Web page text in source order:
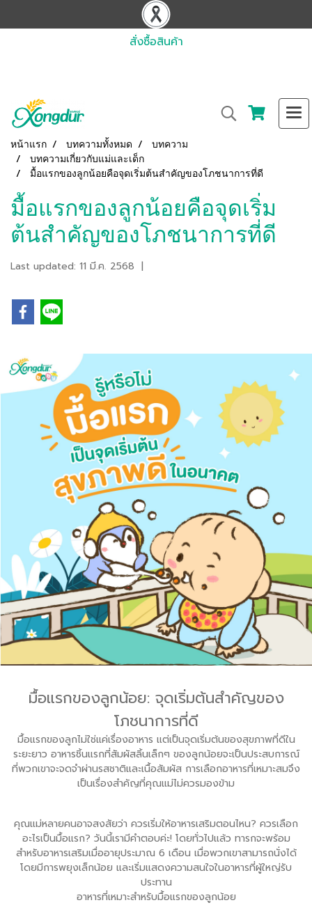
สั่งซื้อสินค้า
หน้าแรก บทความทั้งหมด
บทความ
บทความเกี่ยวกับแม่และเด็ก
มื้อแรกของลูกน้อยคือจุดเริ่มต้นสำคัญของโภชนาการที่ดี
มื้อแรกของลูกน้อยคือจุดเริ่ม
ต้นสำคัญของโภชนาการที่ดี
Last updated: 11 มี.ค. 2568 |
มื้อแรกของลูกน้อย: จุดเริ่มต้นสำคัญของ
โภชนาการที่ดี
มื้อแรกของลูกไม่ใช่แค่เรื่องอาหาร แต่เป็นจุดเริ่มต้นของสุขภาพที่ดีใน
ระยะยาว อาหารชิ้นแรกที่สัมผัสลิ้นเล็กๆ ของลูกน้อยจะเป็นประสบการณ์
ที่พวกเขาจะจดจำผ่านรสชาติและเนื้อสัมผัส การเลือกอาหารที่เหมาะสมจึง
เป็นเรื่องสำคัญที่คุณแม่ไม่ควรมองข้าม
คุณแม่หลายคนอาจสงสัยว่า ควรเริ่มให้อาหารเสริมตอนไหน? ควรเลือก
อะไรเป็นมื้อแรก? วันนี้เรามีคำตอบค่ะ! โดยทั่วไปแล้ว ทารกจะพร้อม
สำหรับอาหารเสริมเมื่ออายุประมาณ 6 เดือน เมื่อพวกเขาสามารถนั่งได้
โดยมีการพยุงเล็กน้อย และเริ่มแสดงความสนใจในอาหารที่ผู้ใหญ่รับ
ประทาน
อาหารที่เหมาะสำหรับมื้อแรกของลูกน้อย